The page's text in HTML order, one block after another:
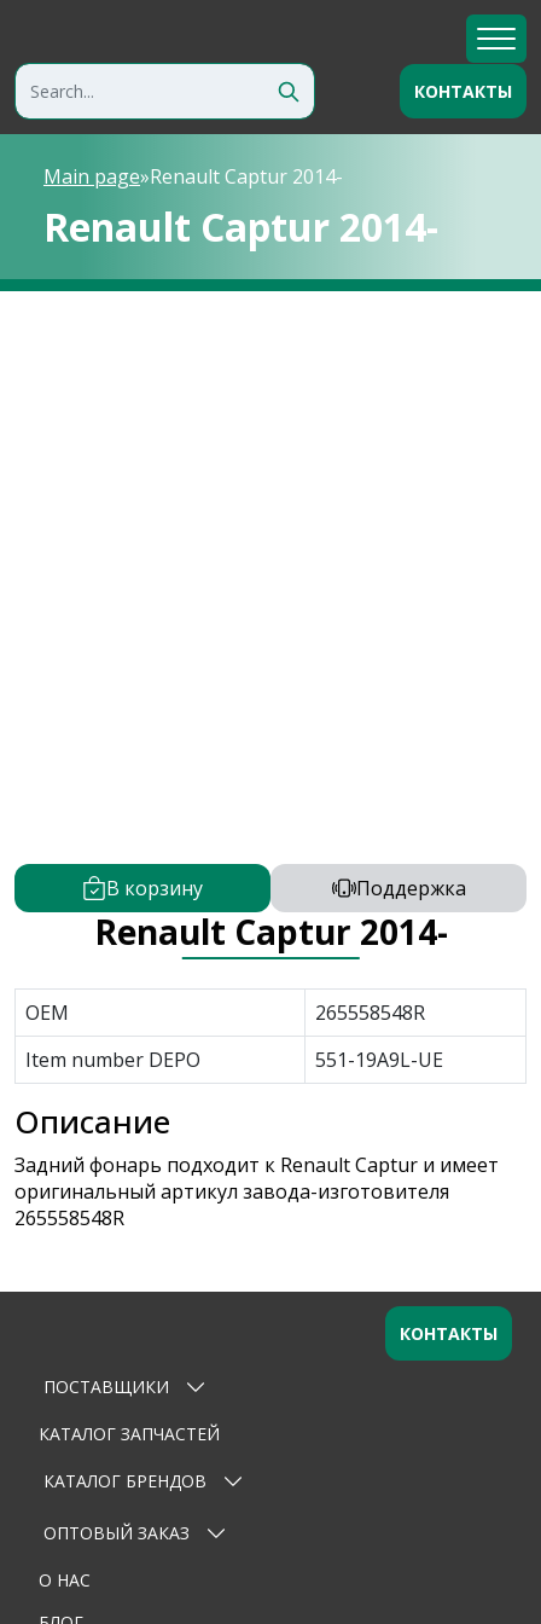
КОНТАКТЫ
Main page»Renault Captur 2014-
Renault Captur 2014-
В корзину Поддержка
Renault Captur 2014-
OEM
265558548R
Item number DEPO
551-19A9L-UE
Описание
Задний фонарь подходит к Renault Captur и имеет
оригинальный артикул завода-изготовителя
265558548R
Оставьте заявку
Ваше имя
Email
Телефон
ПОСТАВЩИКИ
КАТАЛОГ ЗАПЧАСТЕЙ
КАТАЛОГ БРЕНДОВ
ОПТОВЫЙ ЗАКАЗ
О НАС
КОНТАКТЫ